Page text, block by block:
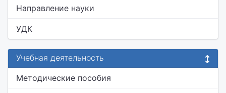
Направление науки
УДК
Учебная деятельность
Методические пособия